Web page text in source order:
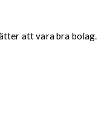
att vara bra